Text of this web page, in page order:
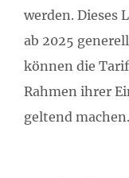
werden. Dieses
ab 2025
können die
Rahmen ihrer
geltend machen.